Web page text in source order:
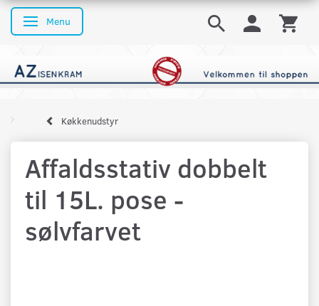
Skifte navigation
Menu
Køkkenudstyr
Affaldsstativ dobbelt
til 15L. pose -
sølvfarvet